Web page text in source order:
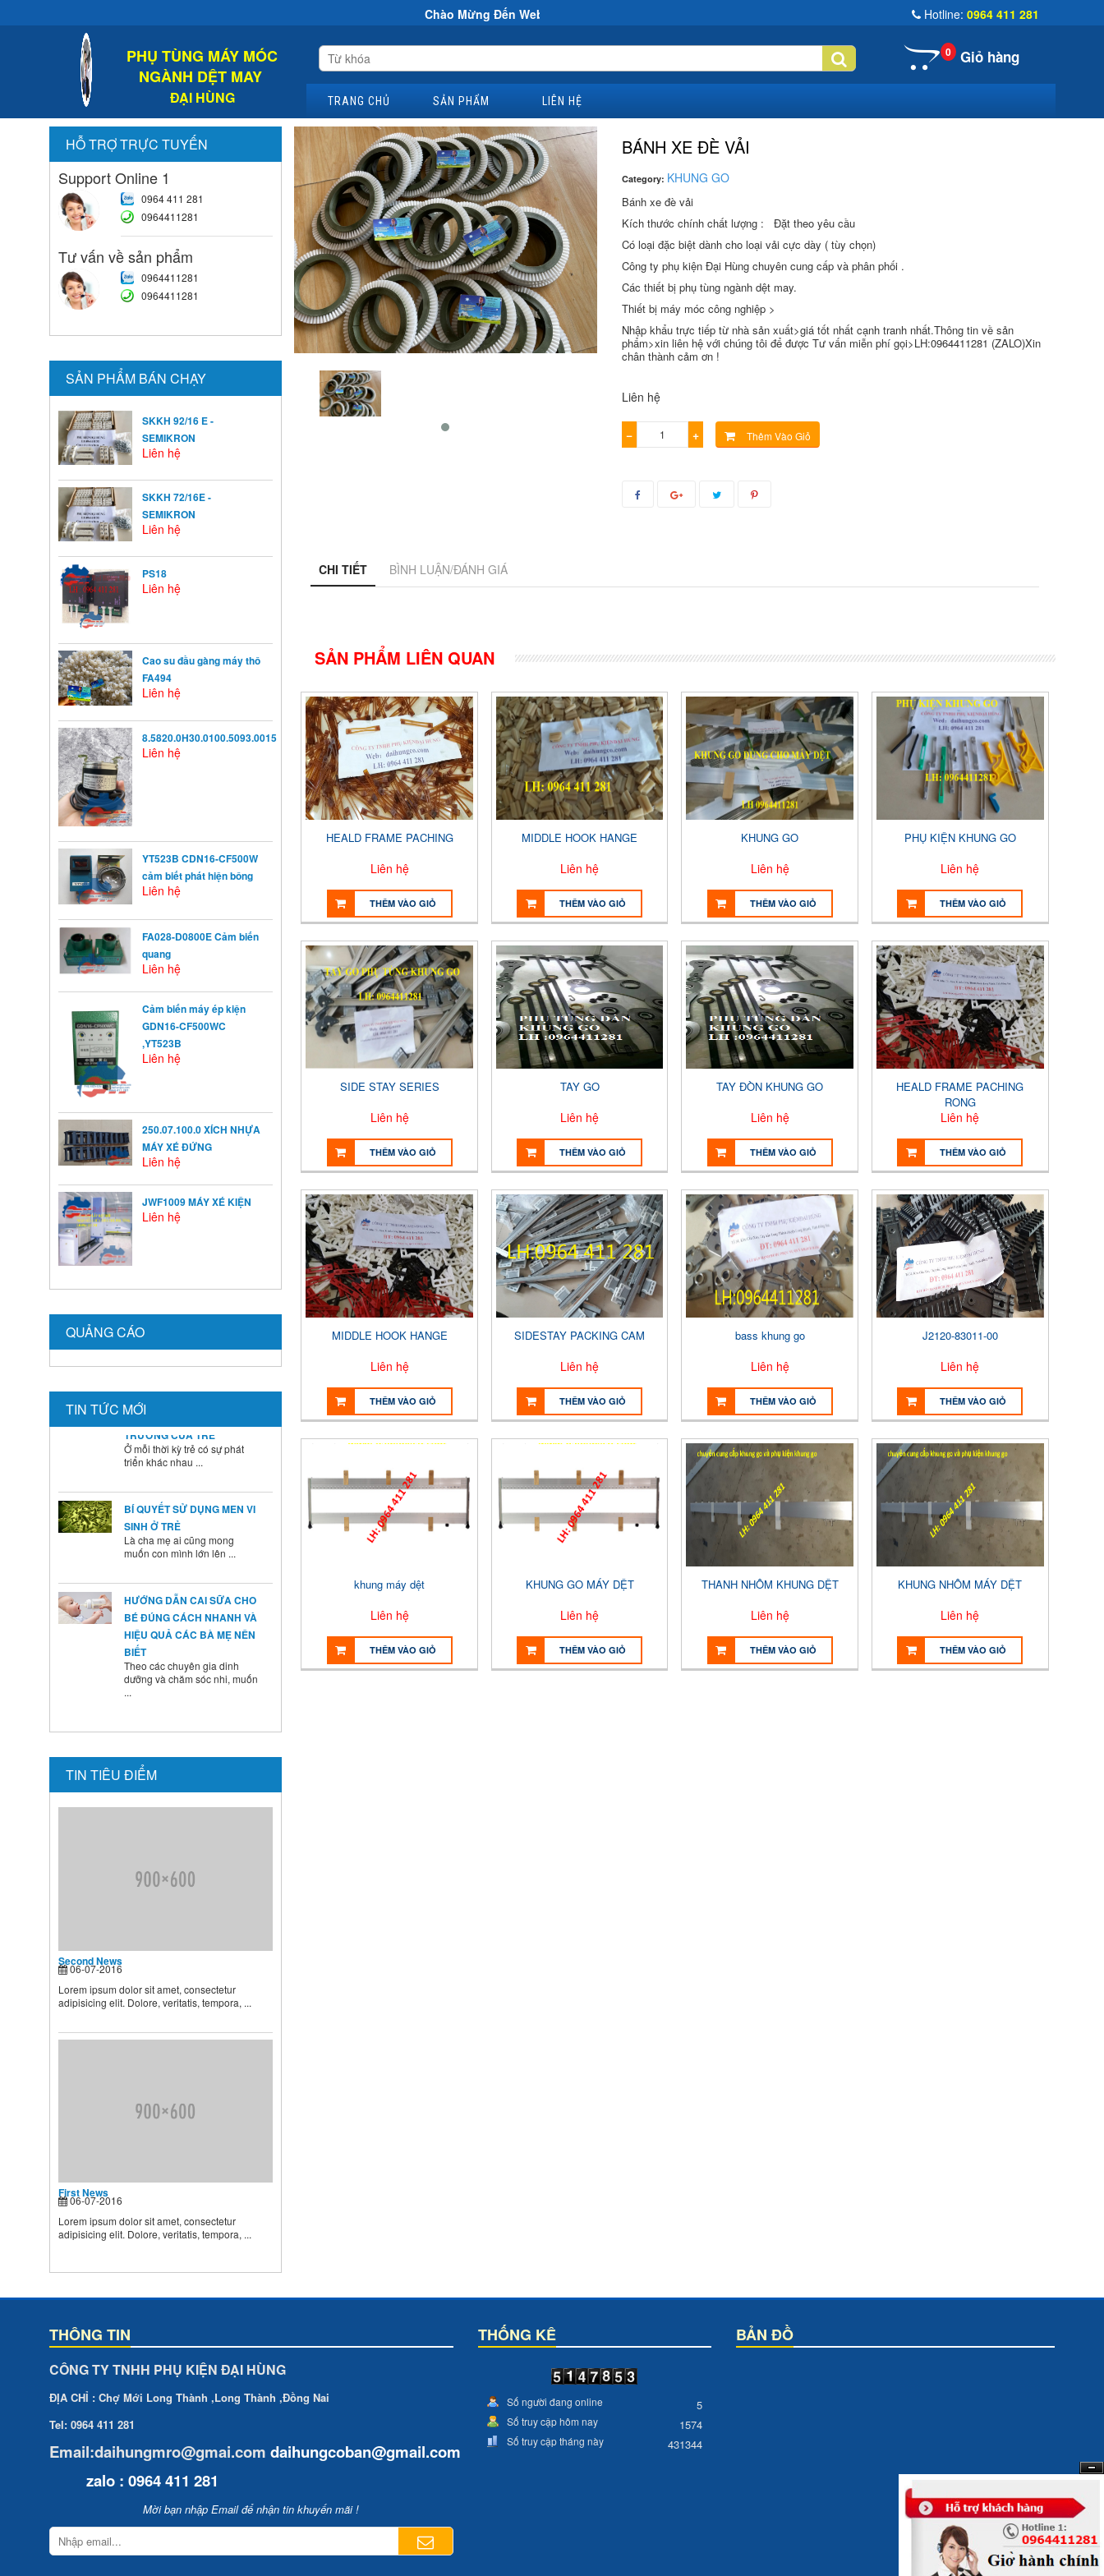
Chào Mừng Đến Website Đại Hùng Co Hotline: 0964 411 281
PHỤ TÙNG MÁY MÓC
NGÀNH DỆT MAY
ĐẠI HÙNG
0 Giỏ hàng
TRANG CHỦ SẢN PHẨM LIÊN HỆ
HỖ TRỢ TRỰC TUYẾN
Support Online 1
0964 411 281
0964411281
Tư vấn về sản phẩm
0964411281
0964411281
SẢN PHẨM BÁN CHẠY
SKKH 92/16 E -
SEMIKRON
Liên hệ
SKKH 72/16E -
SEMIKRON
Liên hệ
PS18
Liên hệ
Cao su đầu gàng máy thô
FA494
Liên hệ
8.5820.0H30.0100.5093.0015
Liên hệ
YT523B CDN16-CF500W
cảm biết phát hiện bông
Liên hệ
FA028-D0800E Cảm biến
quang
Liên hệ
Cảm biến máy ép kiện
GDN16-CF500WC
,YT523B
Liên hệ
250.07.100.0 XÍCH NHỰA
MÁY XÉ ĐỨNG
Liên hệ
JWF1009 MÁY XÉ KIỆN
Liên hệ
QUẢNG CÁO
TIN TỨC MỚI
Khởi động từ (KĐT) là một loại
khí cụ điện dùng ...
TRƯỞNG CỦA TRẺ
Ở mỗi thời kỳ trẻ có sự phát
triển khác nhau ...
BÍ QUYẾT SỬ DỤNG MEN VI
SINH Ở TRẺ
Là cha mẹ ai cũng mong
muốn con mình lớn lên ...
HƯỚNG DẪN CAI SỮA CHO
BÉ ĐÚNG CÁCH NHANH VÀ
HIỆU QUẢ CÁC BÀ MẸ NÊN
BIẾT
Theo các chuyên gia dinh
dưỡng và chăm sóc nhi, muốn
...
Lorem ipsum dolor sit amet,
Dolore, veritatis, tempora, ...
NGUYÊN NHÂN ẢNH
BÍ QUYẾT SỬ DỤNG MEN VI
SINH Ở TRẺ
muốn con mình lớn lên ...
HIỆU QUẢ CÁC BÀ MẸ NÊN
Second News
Lorem ipsum dolor sit amet,
TIN TIÊU ĐIỂM
Second News
06-07-2016
Lorem ipsum dolor sit amet, consectetur
adipisicing elit. Dolore, veritatis, tempora, ...
First News
06-07-2016
Lorem ipsum dolor sit amet, consectetur
adipisicing elit. Dolore, veritatis, tempora, ...
BÁNH XE ĐÈ VẢI
Category: KHUNG GO
Bánh xe đè vải
Kích thước chính chất lượng : Đặt theo yêu cầu
Có loại đặc biệt dành cho loại vải cực dày ( tùy chọn)
Công ty phụ kiện Đại Hùng chuyên cung cấp và phân phối .
Các thiết bị phụ tùng ngành dệt may.
Thiết bị máy móc công nghiệp >
Nhập khẩu trực tiếp từ nhà sản xuất>giá tốt nhất cạnh tranh nhất.Thông tin về sản
phẩm>xin liên hệ với chúng tôi để được Tư vấn miễn phí gọi>LH:0964411281 (ZALO)Xin
chân thành cảm ơn !
Liên hệ
− + Thêm Vào Giỏ
CHI TIẾT BÌNH LUẬN/ĐÁNH GIÁ
SẢN PHẨM LIÊN QUAN
HEALD FRAME PACHING
Liên hệ
THÊM VÀO GIỎ
MIDDLE HOOK HANGE
Liên hệ
THÊM VÀO GIỎ
KHUNG GO
Liên hệ
THÊM VÀO GIỎ
PHỤ KIỆN KHUNG GO
Liên hệ
THÊM VÀO GIỎ
SIDE STAY SERIES
Liên hệ
THÊM VÀO GIỎ
TAY GO
Liên hệ
THÊM VÀO GIỎ
TAY ĐÒN KHUNG GO
Liên hệ
THÊM VÀO GIỎ
HEALD FRAME PACHING
RONG
Liên hệ
THÊM VÀO GIỎ
MIDDLE HOOK HANGE
Liên hệ
THÊM VÀO GIỎ
SIDESTAY PACKING CAM
Liên hệ
THÊM VÀO GIỎ
bass khung go
Liên hệ
THÊM VÀO GIỎ
J2120-83011-00
Liên hệ
THÊM VÀO GIỎ
khung máy dệt
Liên hệ
THÊM VÀO GIỎ
KHUNG GO MÁY DỆT
Liên hệ
THÊM VÀO GIỎ
THANH NHÔM KHUNG DỆT
Liên hệ
THÊM VÀO GIỎ
KHUNG NHÔM MÁY DỆT
Liên hệ
THÊM VÀO GIỎ
THÔNG TIN
CÔNG TY TNHH PHỤ KIỆN ĐẠI HÙNG
ĐỊA CHỈ : Chợ Mới Long Thành ,Long Thành ,Đồng Nai
Tel: 0964 411 281
Email:daihungmro@gmai.com daihungcoban@gmail.com
zalo : 0964 411 281
Mời bạn nhập Email để nhận tin khuyến mãi !
THỐNG KÊ
Số người đang online 5
Số truy cập hôm nay 1574
Số truy cập tháng này 431344
BẢN ĐỒ